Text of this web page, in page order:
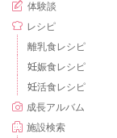
体験談
レシピ
離乳食レシピ
妊娠食レシピ
妊活食レシピ
成長アルバム
施設検索